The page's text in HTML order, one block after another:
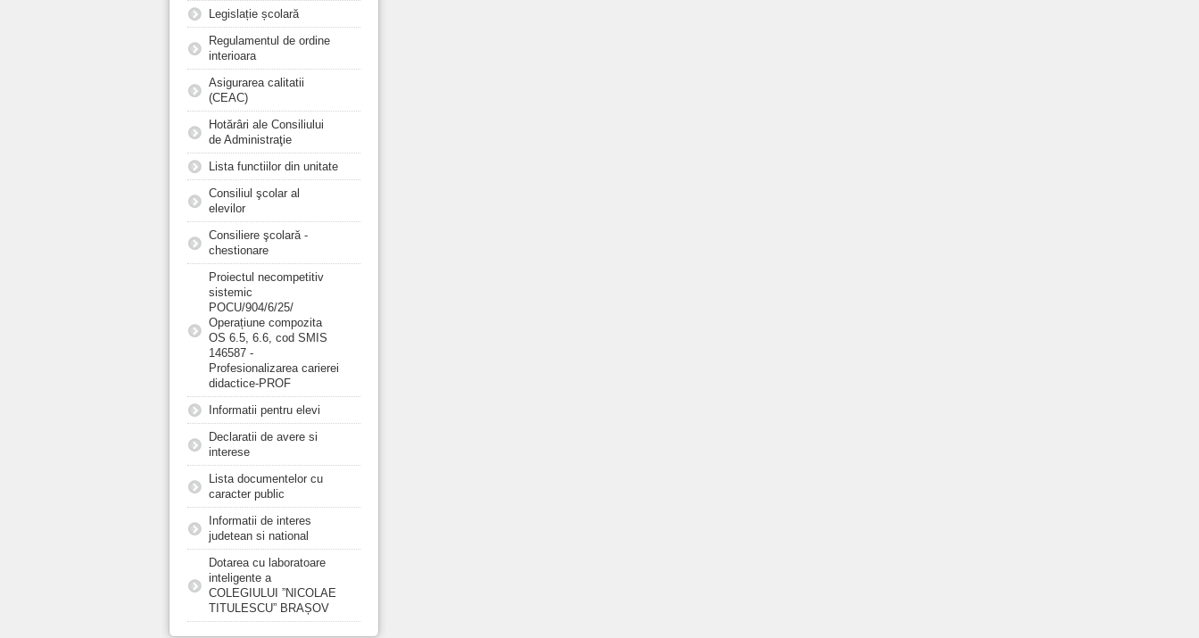
Legislație școlară
Regulamentul de ordine
interioara
Asigurarea calitatii
(CEAC)
Hotărâri ale Consiliului
de Administraţie
Lista functiilor din unitate
Consiliul şcolar al
elevilor
Consiliere şcolară -
chestionare
Proiectul necompetitiv
sistemic
POCU/904/6/25/
Operațiune compozita
OS 6.5, 6.6, cod SMIS
146587 -
Profesionalizarea carierei
didactice-PROF
Informatii pentru elevi
Declaratii de avere si
interese
Lista documentelor cu
caracter public
Informatii de interes
judetean si national
Dotarea cu laboratoare
inteligente a
COLEGIULUI ”NICOLAE
TITULESCU” BRAȘOV